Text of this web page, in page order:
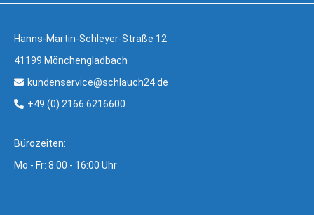
Hanns-Martin-Schleyer-Straße 12
41199 Mönchengladbach
kundenservice@schlauch24.de
+49 (0) 2166 6216600
Bürozeiten:
Mo - Fr: 8:00 - 16:00 Uhr